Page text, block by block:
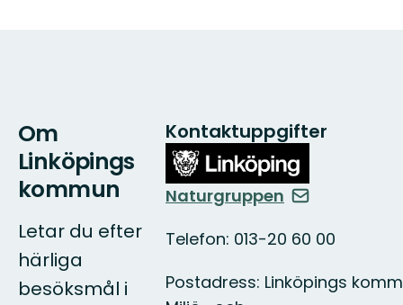
Om
Linköpings
kommun
Letar du efter
härliga
besöksmål i
Kontaktuppgifter
Naturgruppen
Telefon: 013-20 60 00
Postadress: Linköpings